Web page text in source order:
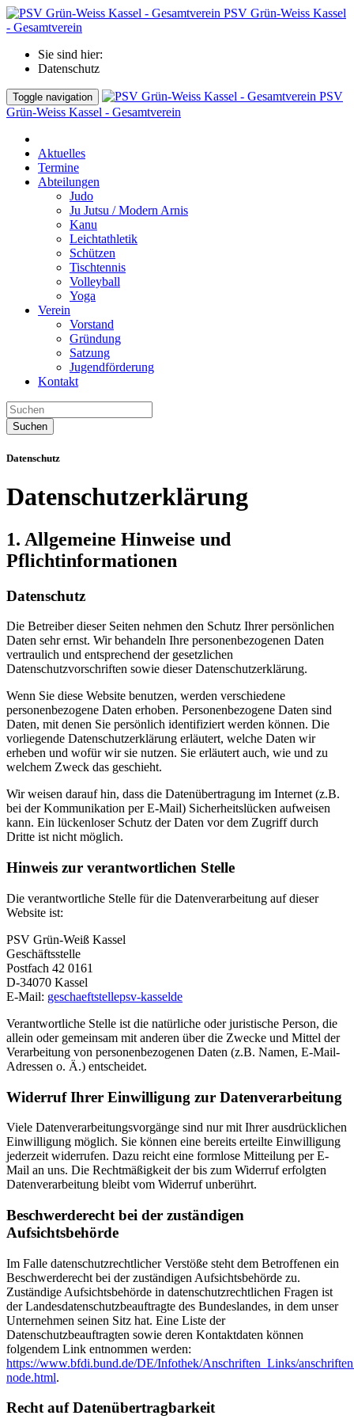
PSV Grün-Weiss Kassel
- Gesamtverein
Sie sind hier:
Datenschutz
Toggle navigation
PSV
Grün-Weiss Kassel - Gesamtverein
Aktuelles
Termine
Abteilungen
Judo
Ju Jutsu / Modern Arnis
Kanu
Leichtathletik
Schützen
Tischtennis
Volleyball
Yoga
Verein
Vorstand
Gründung
Satzung
Jugendförderung
Kontakt
Suchen
Datenschutz
Datenschutzerklärung
1. Allgemeine Hinweise und
Pflichtinformationen
Datenschutz
Die Betreiber dieser Seiten nehmen den Schutz Ihrer persönlichen
Daten sehr ernst. Wir behandeln Ihre personenbezogenen Daten
vertraulich und entsprechend der gesetzlichen
Datenschutzvorschriften sowie dieser Datenschutzerklärung.
Wenn Sie diese Website benutzen, werden verschiedene
personenbezogene Daten erhoben. Personenbezogene Daten sind
Daten, mit denen Sie persönlich identifiziert werden können. Die
vorliegende Datenschutzerklärung erläutert, welche Daten wir
erheben und wofür wir sie nutzen. Sie erläutert auch, wie und zu
welchem Zweck das geschieht.
Wir weisen darauf hin, dass die Datenübertragung im Internet (z.B.
bei der Kommunikation per E-Mail) Sicherheitslücken aufweisen
kann. Ein lückenloser Schutz der Daten vor dem Zugriff durch
Dritte ist nicht möglich.
Hinweis zur verantwortlichen Stelle
Die verantwortliche Stelle für die Datenverarbeitung auf dieser
Website ist:
PSV Grün-Weiß Kassel
Geschäftsstelle
Postfach 42 0161
D-34070 Kassel
E-Mail: geschaeftstellepsv-kasselde
Verantwortliche Stelle ist die natürliche oder juristische Person, die
allein oder gemeinsam mit anderen über die Zwecke und Mittel der
Verarbeitung von personenbezogenen Daten (z.B. Namen, E-Mail-
Adressen o. Ä.) entscheidet.
Widerruf Ihrer Einwilligung zur Datenverarbeitung
Viele Datenverarbeitungsvorgänge sind nur mit Ihrer ausdrücklichen
Einwilligung möglich. Sie können eine bereits erteilte Einwilligung
jederzeit widerrufen. Dazu reicht eine formlose Mitteilung per E-
Mail an uns. Die Rechtmäßigkeit der bis zum Widerruf erfolgten
Datenverarbeitung bleibt vom Widerruf unberührt.
Beschwerderecht bei der zuständigen
Aufsichtsbehörde
Im Falle datenschutzrechtlicher Verstöße steht dem Betroffenen ein
Beschwerderecht bei der zuständigen Aufsichtsbehörde zu.
Zuständige Aufsichtsbehörde in datenschutzrechtlichen Fragen ist
der Landesdatenschutzbeauftragte des Bundeslandes, in dem unser
Unternehmen seinen Sitz hat. Eine Liste der
Datenschutzbeauftragten sowie deren Kontaktdaten können
folgendem Link entnommen werden:
https://www.bfdi.bund.de/DE/Infothek/Anschriften_Links/
node.html.
Recht auf Datenübertragbarkeit